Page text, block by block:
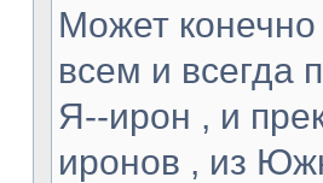
Может конечно
всем и всегда
Я--ирон , и
иронов , из